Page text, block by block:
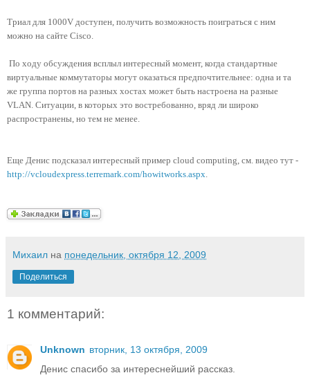
Триал для 1000V доступен, получить возможность поиграться с ним
можно на сайте Cisco.
По ходу обсуждения всплыл интересный момент, когда стандартные
виртуальные коммутаторы могут оказаться предпочтительнее: одна и та
же группа портов на разных хостах может быть настроена на разные
VLAN. Ситуации, в которых это востребованно, вряд ли широко
распространены, но тем не менее.
Еще Денис подсказал интересный пример cloud computing, см. видео тут -
http://vcloudexpress.terremark.com/howitworks.aspx
Михаил на понедельник, октября 12, 2009
Поделиться
1 комментарий:
Unknown вторник, 13 октября, 2009
Денис спасибо за интереснейший рассказ.